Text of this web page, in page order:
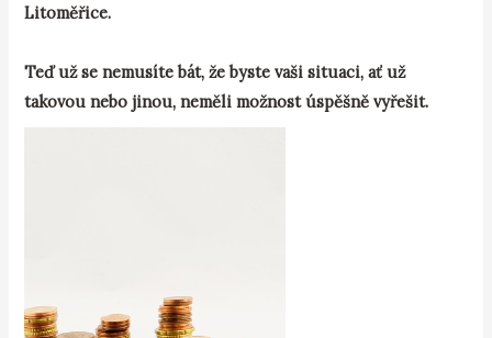
Litoměřice.
Teď už se nemusíte bát, že byste vaši situaci, ať už
takovou nebo jinou, neměli možnost úspěšně vyřešit.